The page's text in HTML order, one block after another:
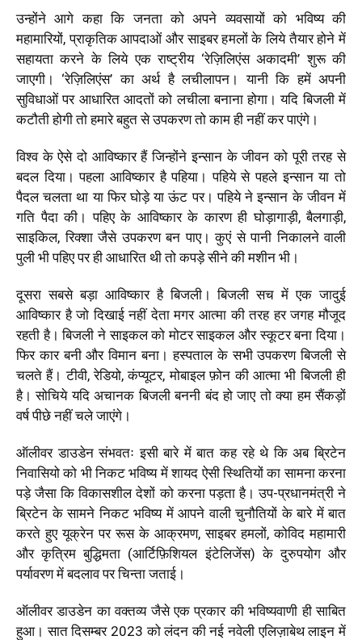
उन्होंने आगे कहा कि जनता को अपने व्यवसायों को भविष्य की
महामारियों, प्राकृतिक आपदाओं और साइबर हमलों के लिये तैयार होने में
सहायता करने के लिये एक राष्ट्रीय ‘रेज़िलिएंस अकादमी’ शुरू की
जाएगी। ‘रेज़िलिएंस’ का अर्थ है लचीलापन। यानी कि हमें अपनी
सुविधाओं पर आधारित आदतों को लचीला बनाना होगा। यदि बिजली में
कटौती होगी तो हमारे बहुत से उपकरण तो काम ही नहीं कर पाएंगे।
विश्व के ऐसे दो आविष्कार हैं जिन्होंने इन्सान के जीवन को पूरी तरह से
बदल दिया। पहला आविष्कार है पहिया। पहिये से पहले इन्सान या तो
पैदल चलता था या फिर घोड़े या ऊंट पर। पहिये ने इन्सान के जीवन में
गति पैदा की। पहिए के आविष्कार के कारण ही घोड़ागाड़ी, बैलगाड़ी,
साइकिल, रिक्शा जैसे उपकरण बन पाए। कुएं से पानी निकालने वाली
पुली भी पहिए पर ही आधारित थी तो कपड़े सीने की मशीन भी।
दूसरा सबसे बड़ा आविष्कार है बिजली। बिजली सच में एक जादुई
आविष्कार है जो दिखाई नहीं देता मगर आत्मा की तरह हर जगह मौजूद
रहती है। बिजली ने साइकल को मोटर साइकल और स्कूटर बना दिया।
फिर कार बनी और विमान बना। हस्पताल के सभी उपकरण बिजली से
चलते हैं। टीवी, रेडियो, कंप्यूटर, मोबाइल फ़ोन की आत्मा भी बिजली ही
है। सोचिये यदि अचानक बिजली बननी बंद हो जाए तो क्या हम सैंकड़ों
वर्ष पीछे नहीं चले जाएंगे।
ऑलीवर डाउडेन संभवतः इसी बारे में बात कह रहे थे कि अब ब्रिटेन
निवासियो को भी निकट भविष्य में शायद ऐसी स्थितियों का सामना करना
पड़े जैसा कि विकासशील देशों को करना पड़ता है। उप-प्रधानमंत्री ने
ब्रिटेन के सामने निकट भविष्य में आपने वाली चुनौतियों के बारे में बात
करते हुए यूक्रेन पर रूस के आक्रमण, साइबर हमलों, कोविद महामारी
और कृत्रिम बुद्धिमता (आर्टिफ़िशियल इंटेलिजेंस) के दुरुपयोग और
पर्यावरण में बदलाव पर चिन्ता जताई।
ऑलीवर डाउडेन का वक्तव्य जैसे एक प्रकार की भविष्यवाणी ही साबित
हुआ। सात दिसम्बर 2023 को लंदन की नई नवेली एलिज़ाबेथ लाइन में